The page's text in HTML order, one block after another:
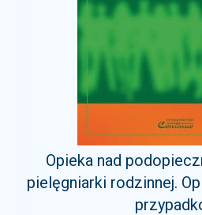
Opieka nad
pielęgniarki rodzinnej.